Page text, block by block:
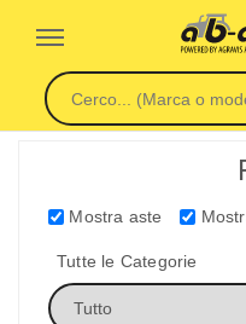
Mostra aste
Tutte le Categorie